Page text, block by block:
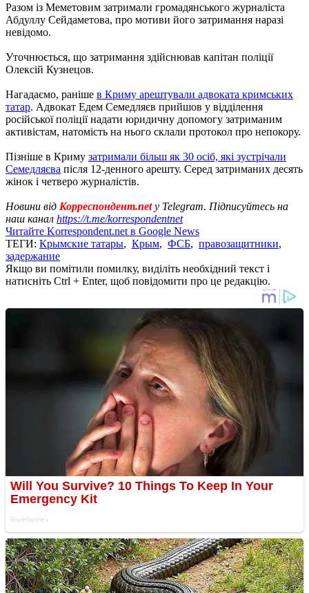
Разом із Меметовим затримали громадянського журналіста
Абдуллу Сейдаметова, про мотиви його затримання наразі
невідомо.
Уточнюється, що затримання здійснював капітан поліції
Олексій Кузнецов.
Нагадаємо, раніше в Криму арештували адвоката кримських
татар. Адвокат Едем Семедляєв прийшов у відділення
російської поліції надати юридичну допомогу затриманим
активістам, натомість на нього склали протокол про непокору.
Пізніше в Криму затримали більш як 30 осіб, які зустрічали
Семедляєва після 12-денного арешту. Серед затриманих десять
жінок і четверо журналістів.
Новини від Корреспондент.netу Telegram. Підписуйтесь на
наш канал https://t.me/korrespondentnet
Читайте Korrespondent.net в Google News
ТЕГИ: Крымские татары, Крым, ФСБ, правозащитники,
задержание
Якщо ви помітили помилку, виділіть необхідний текст і
натисніть Ctrl + Enter, щоб повідомити про це редакцію.